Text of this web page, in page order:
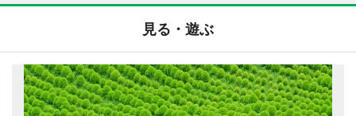
見る・遊ぶ